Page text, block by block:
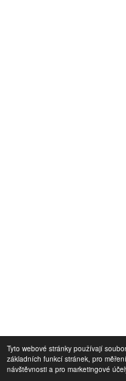
Tyto webové stránky používají
základních funkcí stránek, pro
návštěvnosti a pro marketingové